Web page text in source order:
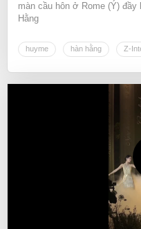
màn cầu hôn ở Rome (Ý) đầy
Hằng
huyme hàn hằng Z-